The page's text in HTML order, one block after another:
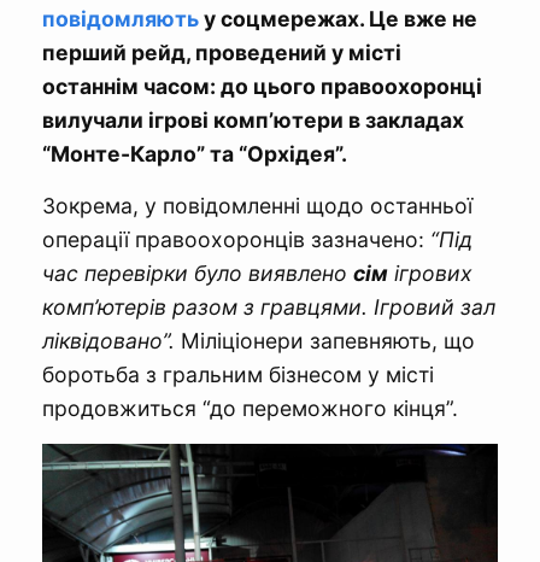
повідомляютьу соцмережах. Це вже не
перший рейд, проведений у місті
останнім часом: до цього правоохоронці
вилучали ігрові комп’ютери в закладах
“Монте-Карло” та “Орхідея”.
Зокрема, у повідомленні щодо останньої
операції правоохоронців зазначено: “Під
час перевірки було виявлено сім ігрових
комп’ютерів разом з гравцями. Ігровий зал
ліквідовано”. Міліціонери запевняють, що
боротьба з гральним бізнесом у місті
продовжиться “до переможного кінця”.